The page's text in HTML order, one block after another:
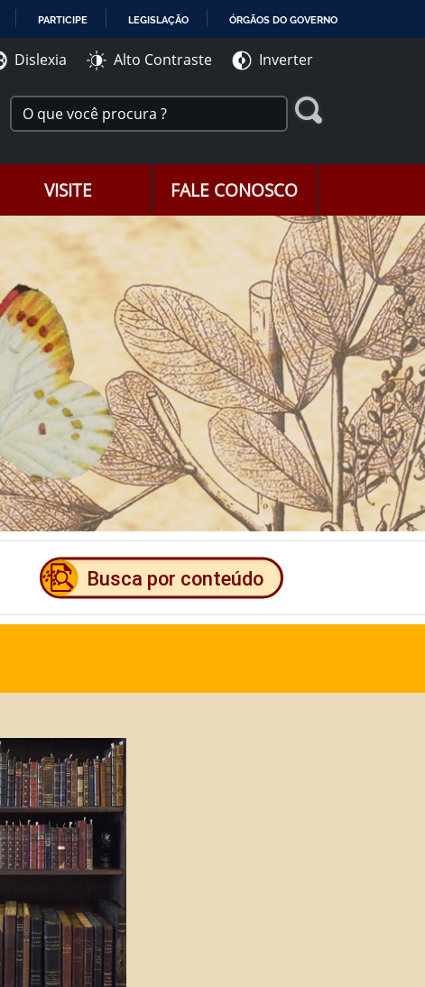
PARTICIPE LEGISLAÇÃO ÓRGÃOS DO GOVERNO
Dislexia Alto Contraste Inverter
VISITE FALE CONOSCO